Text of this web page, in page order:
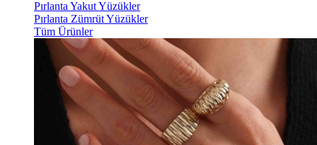
Pırlanta Yakut Yüzükler
Pırlanta Zümrüt Yüzükler
Tüm Ürünler